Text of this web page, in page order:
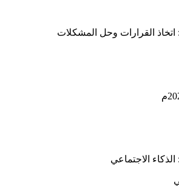
اتخاذ القرارات وحل المشكلات
الذكاء الاجتماعي